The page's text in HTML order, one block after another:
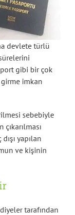
devlete türlü
gibi bir çok
imkan
sebebiyle
yapılan
ve kişinin
tarafından